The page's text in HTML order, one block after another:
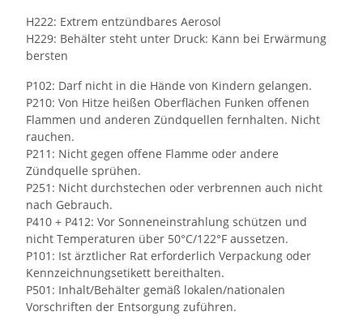
H222: Extrem entzündbares Aerosol
H229: Behälter steht unter Druck: Kann bei Erwärmung
bersten
P102: Darf nicht in die Hände von Kindern gelangen.
P210: Von Hitze heißen Oberflächen Funken offenen
Flammen und anderen Zündquellen fernhalten. Nicht
rauchen.
P211: Nicht gegen offene Flamme oder andere
Zündquelle sprühen.
P251: Nicht durchstechen oder verbrennen auch nicht
nach Gebrauch.
P410 + P412: Vor Sonneneinstrahlung schützen und
nicht Temperaturen über 50°C/122°F aussetzen.
P101: Ist ärztlicher Rat erforderlich Verpackung oder
Kennzeichnungsetikett bereithalten.
P501: Inhalt/Behälter gemäß lokalen/nationalen
Vorschriften der Entsorgung zuführen.